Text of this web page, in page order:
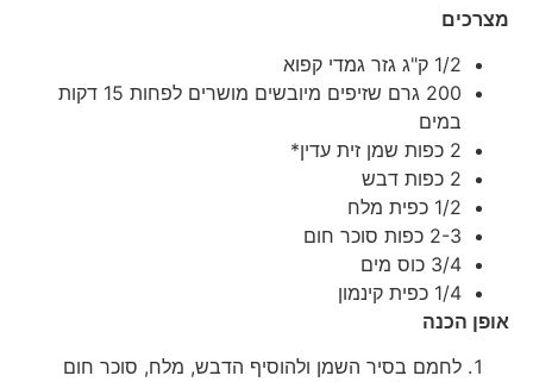
מצרכים
1/2 ק"ג גזר גמדי קפוא
200 גרם שזיפים מיובשים מושרים לפחות 15 דקות
במים
2 כפות שמן זית עדין*
2 כפות דבש
1/2 כפית מלח
2-3 כפות סוכר חום
3/4 כוס מים
1/4 כפית קינמון
אופן הכנה
לחמם בסיר השמן ולהוסיף הדבש, מלח, סוכר חום